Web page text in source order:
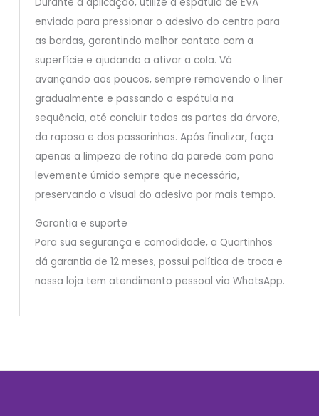
enviada para pressionar o adesivo do centro para
as bordas, garantindo melhor contato com a
superfície e ajudando a ativar a cola. Vá
avançando aos poucos, sempre removendo o liner
gradualmente e passando a espátula na
sequência, até concluir todas as partes da árvore,
da raposa e dos passarinhos. Após finalizar, faça
apenas a limpeza de rotina da parede com pano
levemente úmido sempre que necessário,
preservando o visual do adesivo por mais tempo.
Garantia e suporte
Para sua segurança e comodidade, a Quartinhos
dá garantia de 12 meses, possui política de troca e
nossa loja tem atendimento pessoal via WhatsApp.